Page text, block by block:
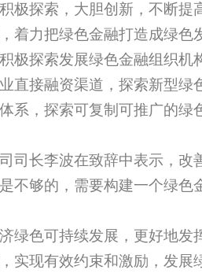
极探索，大胆创新，不断提
着力把绿色金融打造成绿色
极探索发展绿色金融组织机
直接融资渠道，探索新型绿
系，探索可复制可推广的绿
司长李波在致辞中表示，改
不够的，需要构建一个绿色
绿色可持续发展，更好地发
实现有效约束和激励，发展